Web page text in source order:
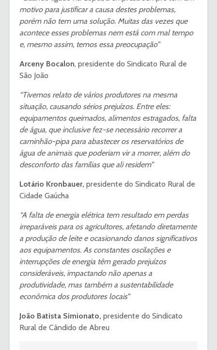
motivo para justificar a causa destes problemas,
porém não tem uma solução. Muitas das vezes que
acontece esses problemas nem está com mal tempo
e, mesmo assim, temos essa preocupação”
Arceny Bocalon, presidente do Sindicato Rural de
São João
“Tivemos relato de vários produtores na mesma
situação, causando sérios prejuízos. Entre eles:
equipamentos queimados, alimentos estragados, falta
de água, que inclusive fez-se necessário recorrer a
caminhão-pipa para abastecer os reservatórios de
água de animais que poderiam vir a morrer, além do
desconforto das famílias que ali residem”
Lotário Kronbauer, presidente do Sindicato Rural de
Cidade Gaúcha
“A falta de energia elétrica tem resultado em perdas
irreparáveis para os agricultores, afetando diretamente
a produção de leite e ocasionando danos significativos
aos equipamentos. As constantes oscilações e
interrupções de energia têm gerado prejuízos
consideráveis, impactando não apenas a
produtividade, mas também a sustentabilidade
econômica dos produtores locais”
João Batista Simionato, presidente do Sindicato
Rural de Cândido de Abreu